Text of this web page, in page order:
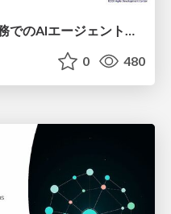
0 480